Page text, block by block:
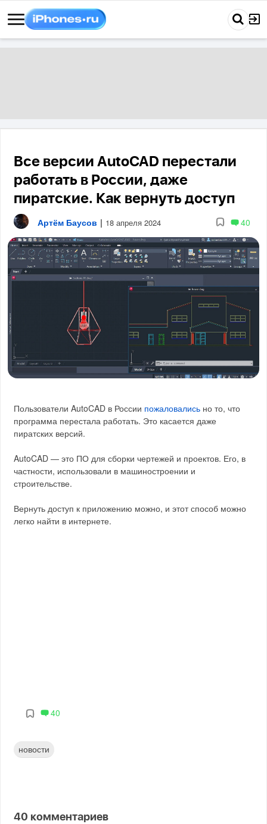
Все версии AutoCAD перестали
работать в России, даже
пиратские. Как вернуть доступ
Артём Баусов | 18 апреля 2024 40
Пользователи AutoCAD в России пожаловались но то, что
программа перестала работать. Это касается даже
пиратских версий.
AutoCAD — это ПО для сборки чертежей и проектов. Его, в
частности, использовали в машиностроении и
строительстве.
Вернуть доступ к приложению можно, и этот способ можно
легко найти в интернете.
40
новости
40 комментариев